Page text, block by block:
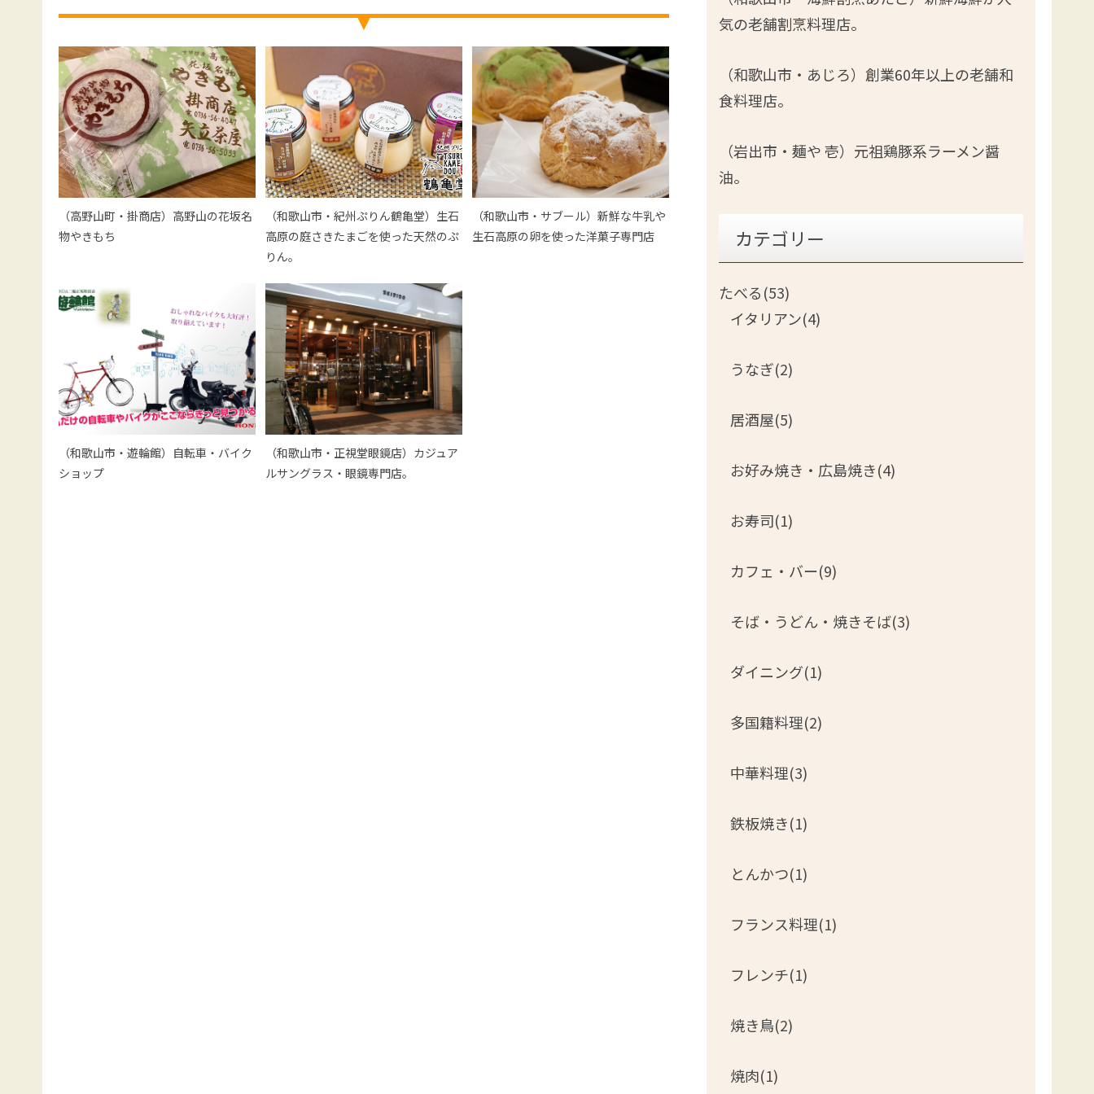
（高野山町・掛商店）高野山の花坂名
物やきもち
（和歌山市・紀州ぷりん鶴亀堂）生石
高原の庭さきたまごを使った天然のぷ
りん。
（和歌山市・サブール）新鮮な牛乳や
生石高原の卵を使った洋菓子専門店
（和歌山市・遊輪館）自転車・バイク
ショップ
（和歌山市・正視堂眼鏡店）カジュア
ルサングラス・眼鏡専門店。
気の老舗割烹料理店。
（和歌山市・あじろ）創業60年以上の老舗和
食料理店。
（岩出市・麺や 壱）元祖鶏豚系ラーメン醤
油。
カテゴリー
たべる(53)
イタリアン(4)
うなぎ(2)
居酒屋(5)
お好み焼き・広島焼き(4)
お寿司(1)
カフェ・バー(9)
そば・うどん・焼きそば(3)
ダイニング(1)
多国籍料理(2)
中華料理(3)
鉄板焼き(1)
とんかつ(1)
フランス料理(1)
フレンチ(1)
焼き鳥(2)
焼肉(1)